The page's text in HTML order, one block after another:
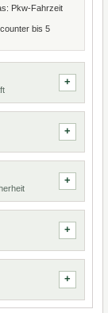
Pkw-Fahrzeit
bis 5